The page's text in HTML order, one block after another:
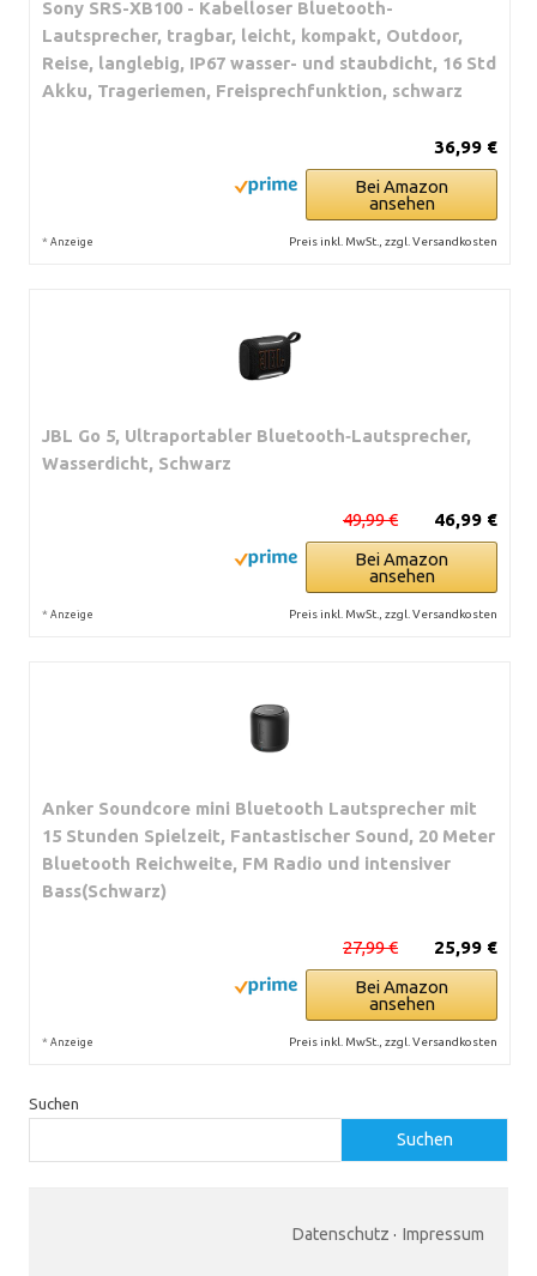
Sony SRS-XB100 - Kabelloser Bluetooth-
Lautsprecher, tragbar, leicht, kompakt, Outdoor,
Reise, langlebig, IP67 wasser- und staubdicht, 16 Std
Akku, Trageriemen, Freisprechfunktion, schwarz
36,99 €
Bei Amazon
ansehen
* Anzeige Preis inkl. MwSt., zzgl. Versandkosten
JBL Go 5, Ultraportabler Bluetooth‑Lautsprecher,
Wasserdicht, Schwarz
46,99 €
49,99 €
Bei Amazon
ansehen
* Anzeige Preis inkl. MwSt., zzgl. Versandkosten
Anker Soundcore mini Bluetooth Lautsprecher mit
15 Stunden Spielzeit, Fantastischer Sound, 20 Meter
Bluetooth Reichweite, FM Radio und intensiver
Bass(Schwarz)
25,99 €
27,99 €
Bei Amazon
ansehen
* Anzeige Preis inkl. MwSt., zzgl. Versandkosten
Suchen
Suchen
Datenschutz · Impressum